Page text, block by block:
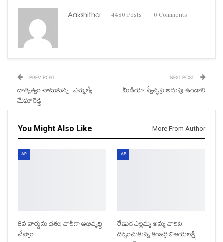
Aakshitha 4480 Posts 0 Comments
PREV POST
దాతృత్వం చాటుకున్న ఎమ్మెల్యే
మేఘారెడ్డి
NEXT POST
మీడియా స్వేచ్ఛపై అదుపు ఉండాలి
You Might Also Like More From Author
AP
8వ వార్డును దశల వారీగా అభివృద్ధి
చేస్తాం
AP
రేణుక ఎల్లమ్మ అమ్మ వారిని
దర్శించుకున్న కంజర్ల విజయలక్ష్మి